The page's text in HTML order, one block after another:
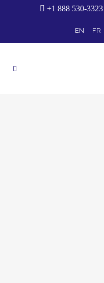
+1 888 530-3323
EN FR